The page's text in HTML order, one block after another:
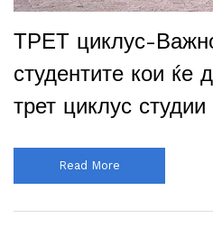
ТРЕТ циклус-
студентите кои ќе
трет циклус студии
Read More